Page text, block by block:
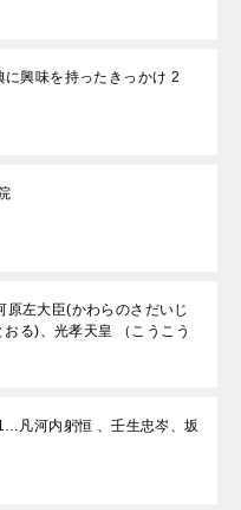
興味を持ったきっかけ 2
左大臣(かわらのさだいじ
る)、光孝天皇 （こうこう
凡河内躬恒 、壬生忠岑、坂